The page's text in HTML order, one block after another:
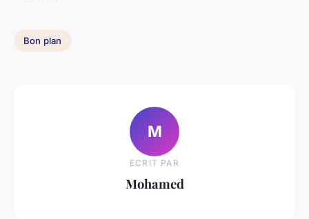
Bon plan
M
ECRIT PAR
Mohamed